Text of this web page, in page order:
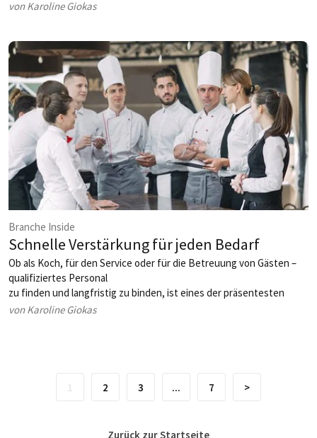
Gästen in Hotel und Restaurant stets nachhaltig in Erinnerung.
von Karoline Giokas
Branche Inside
Schnelle Verstärkung für jeden Bedarf
Ob als Koch, für den Service oder für die Betreuung von Gästen –
qualifiziertes Personal
zu finden und langfristig zu binden, ist eines der präsentesten
Themen der Hospitality. ­
von Karoline Giokas
2 3 ... 7 >
Zurück zur Startseite